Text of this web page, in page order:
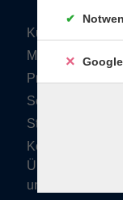
Kursübersicht
Musikschule
Projekte
Service
Stellenangebote
Kontakt/
Über
uns